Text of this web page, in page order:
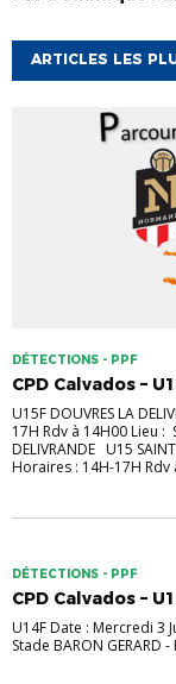
ARTICLES LES
DÉTECTIONS - PPF
CPD Calvados –
U15F DOUVRES LA
17H Rdv à 14H00 Lieu :
DELIVRANDE U15
Horaires : 14H-17H Rdv
DÉTECTIONS - PPF
CPD Calvados –
U14F Date : Mercredi 3
Stade BARON GERARD -